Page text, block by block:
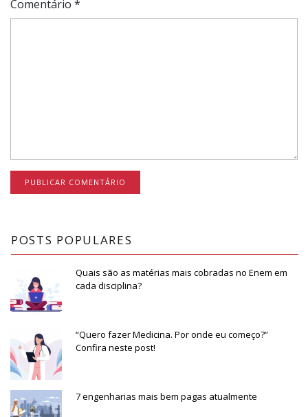
Comentário *
POSTS POPULARES
Quais são as matérias mais cobradas no Enem em
cada disciplina?
“Quero fazer Medicina. Por onde eu começo?”
Confira neste post!
7 engenharias mais bem pagas atualmente